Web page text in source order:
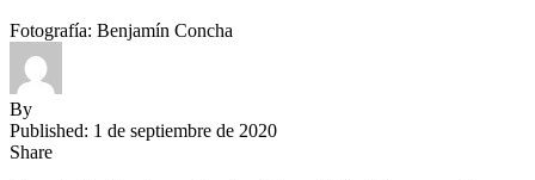
Fotografía: Benjamín Concha
By
Published: 1 de septiembre de 2020
Share